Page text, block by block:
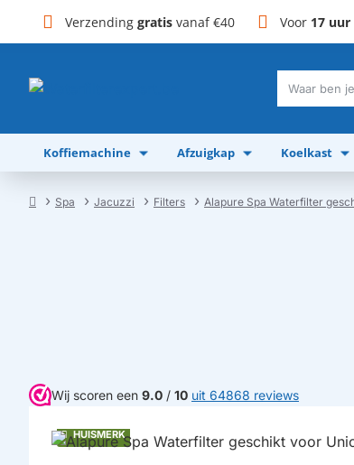
Verzending gratis vanaf €40 Voor 17 uur
Waar
je
naar
op
Koffiemachine Afzuigkap Koelkast
Spa Jacuzzi Filters Alapure Spa Waterfilter
Wij scoren een 9.0 / 10 uit 64868 reviews
HUISMERK